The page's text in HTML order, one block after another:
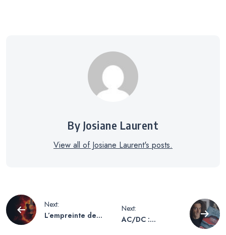
By Josiane Laurent
View all of Josiane Laurent's posts.
Navigation
Next:
L’empreinte des
Next:
AC/DC :